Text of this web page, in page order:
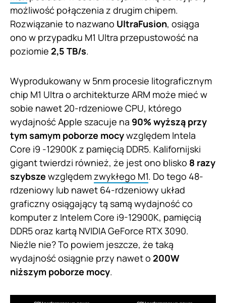
możliwość połączenia z drugim chipem.
Rozwiązanie to nazwano UltraFusion, osiąga
ono w przypadku M1 Ultra przepustowość na
poziomie 2,5 TB/s.
Wyprodukowany w 5nm procesie litograficznym
chip M1 Ultra o architekturze ARM może mieć w
sobie nawet 20-rdzeniowe CPU, którego
wydajność Apple szacuje na 90% wyższą przy
tym samym poborze mocywzględem Intela
Core i9 -12900K z pamięcią DDR5. Kalifornijski
gigant twierdzi również, że jest ono blisko 8 razy
szybsze względemzwykłego M1. Do tego 48-
rdzeniowy lub nawet 64-rdzeniowy układ
graficzny osiągający tą samą wydajność co
komputer z Intelem Core i9-12900K, pamięcią
DDR5 oraz kartą NVIDIA GeForce RTX 3090.
Nieźle nie? To powiem jeszcze, że taką
wydajność osiągnie przy nawet o 200W
niższym poborze mocy.